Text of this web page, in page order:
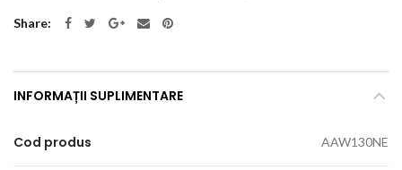
Share
INFORMAȚII SUPLIMENTARE
Cod produs AAW130NE